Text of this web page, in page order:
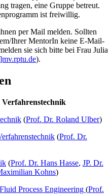
tragen, eine Gruppe betreut.
ist freiwillig.
per Mail melden. Sollten
Ihrer MentorIn keine E-Mail-
sie sich bitte bei Frau Julia
).
(Prof. Dr. Roland Ulber)
(Prof. Dr.
(Prof. Dr. Hans Hasse, JP. Dr.
Kohns)
Process Engineering (Prof.